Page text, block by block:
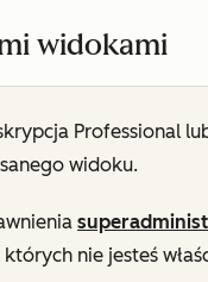
widokami
Professional
widoku.
nie jesteś